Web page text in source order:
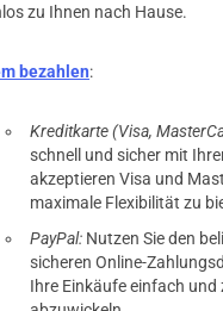
zu Ihnen nach Hause.
bezahlen:
Kreditkarte (Visa,
schnell und sicher mit
akzeptieren Visa und
maximale Flexibilität zu
PayPal: Nutzen Sie den
sicheren Online-
Ihre Einkäufe einfach und